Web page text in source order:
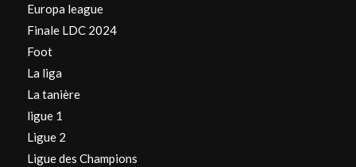
Europa league
Finale LDC 2024
Foot
La liga
La tanière
ligue 1
Ligue 2
Ligue des Champions